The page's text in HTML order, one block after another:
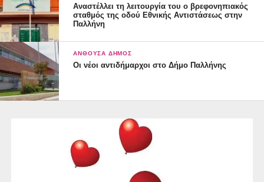
Αναστέλλει τη λειτουργία του ο βρεφονηπιακός
σταθμός της οδού Εθνικής Αντιστάσεως στην
Παλλήνη
ΑΝΘΟΎΣΑ ΔΉΜΟΣ
Οι νέοι αντιδήμαρχοι στο Δήμο Παλλήνης